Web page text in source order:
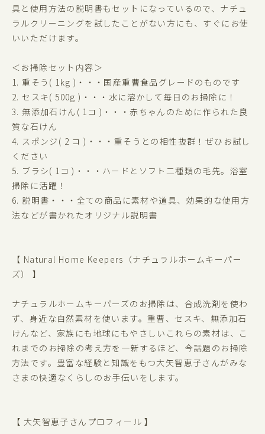
具と使用方法の説明書もセットになっているので、ナチュ
ラルクリーニングを試したことがない方にも、すぐにお使
いいただけます。
＜お掃除セット内容＞
1. 重そう( 1kg )・・・国産重曹食品グレードのものです
2. セスキ( 500g )・・・水に溶かして毎日のお掃除に！
3. 無添加石けん( 1コ )・・・赤ちゃんのために作られた良
質な石けん
4. スポンジ( 2 コ )・・・重そうとの相性抜群！ぜひお試し
ください
5. ブラシ( 1コ )・・・ハードとソフト二種類の毛先。浴室
掃除に活躍！
6. 説明書・・・全ての商品に素材や道具、効果的な使用方
法などが書かれたオリジナル説明書
【 Natural Home Keepers（ナチュラルホームキーパー
ズ） 】
ナチュラルホームキーパーズのお掃除は、合成洗剤を使わ
ず、身近な自然素材を使います。重曹、セスキ、無添加石
けんなど、家族にも地球にもやさしいこれらの素材は、こ
れまでのお掃除の考え方を一新するほど、今話題のお掃除
方法です。豊富な経験と知識をもつ大矢智恵子さんがみな
さまの快適なくらしのお手伝いをします。
【 大矢智恵子さんプロフィール 】